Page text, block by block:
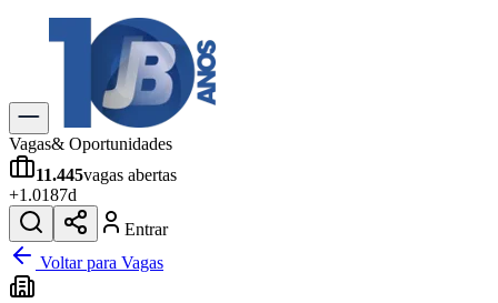
Explore Tudo
Últimas Notícias
Previsão do Tempo
Trânsito e Rotas
Dia a Dia & Lazer
Gastronomia
Cinema & Shows
Jogos
Novo
Para Sua Empresa
Vagas& Oportunidades
11.445vagas abertas
+1.0187d
Entrar
Voltar para Vagas